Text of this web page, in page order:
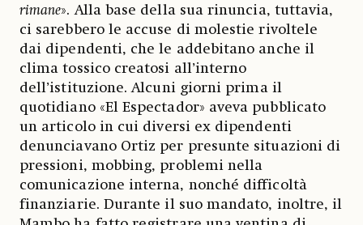
rimane». Alla base della sua rinuncia, tuttavia,
ci sarebbero le accuse di molestie rivoltele
dai dipendenti, che le addebitano anche il
clima tossico creatosi all’interno
dell’istituzione. Alcuni giorni prima il
quotidiano «El Espectador» aveva pubblicato
un articolo in cui diversi ex dipendenti
denunciavano Ortiz per presunte situazioni di
pressioni, mobbing, problemi nella
comunicazione interna, nonché difficoltà
finanziarie. Durante il suo mandato, inoltre, il